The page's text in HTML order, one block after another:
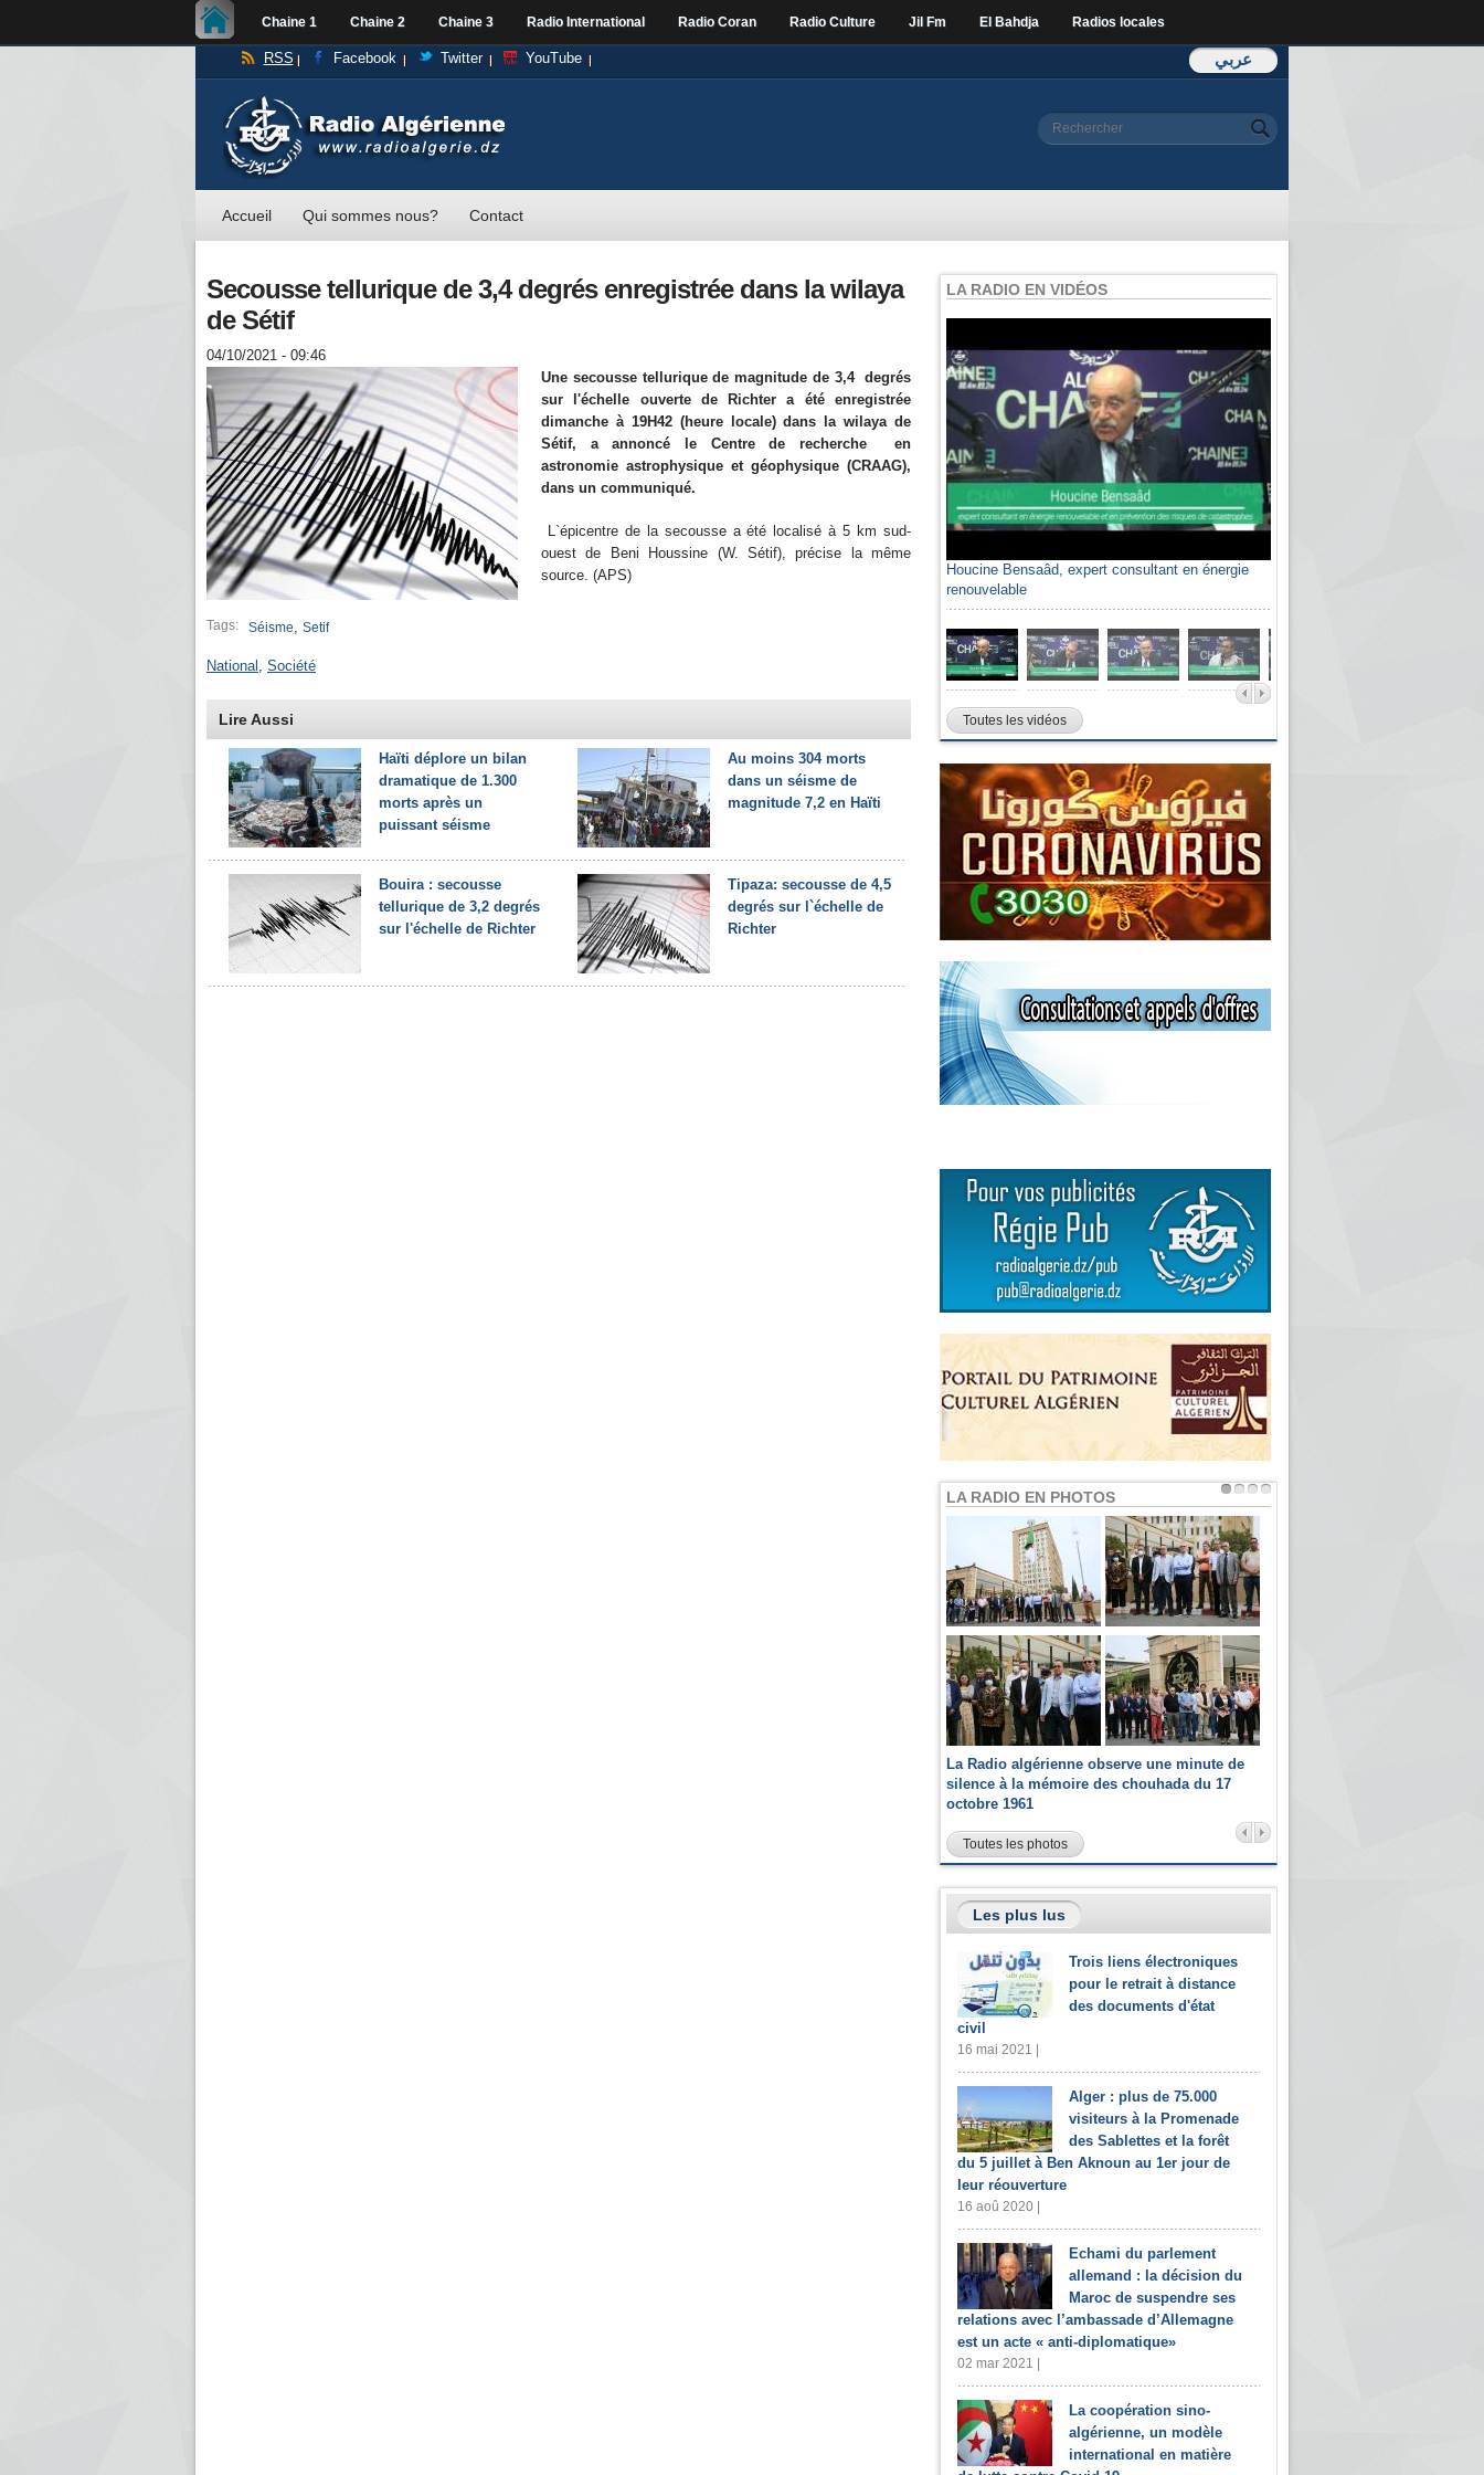
Chaine 1 Chaine 2 Chaine 3 Radio International Radio Coran Radio Culture Jil Fm El Bahdja Radios locales
عربي RSS Facebook Twitter YouTube
Formulaire de
Rechercher
Accueil Qui sommes nous? Contact
Secousse tellurique de 3,4 degrés enregistrée dans la wilaya
de Sétif
04/10/2021 - 09:46
Une secousse tellurique de magnitude de 3,4 degrés
sur l'échelle ouverte de Richter a été enregistrée
dimanche à 19H42 (heure locale) dans la wilaya de
Sétif, a annoncé le Centre de recherche en
astronomie astrophysique et géophysique (CRAAG),
dans un communiqué.
L`épicentre de la secousse a été localisé à 5 km sud-
ouest de Beni Houssine (W. Sétif), précise la même
source. (APS)
Tags: Séisme, Setif
National , Société
Lire Aussi
Haïti déplore un bilan
dramatique de 1.300
morts après un
puissant séisme
Au moins 304 morts
dans un séisme de
magnitude 7,2 en Haïti
Bouira : secousse
tellurique de 3,2 degrés
sur l'échelle de Richter
Tipaza: secousse de 4,5
degrés sur l`échelle de
Richter
LA RADIO EN VIDÉOS
Houcine Bensaâd, expert consultant en énergie
renouvelable
Toutes les vidéos
LA RADIO EN PHOTOS
La Radio algérienne observe une minute de
silence à la mémoire des chouhada du 17
octobre 1961
Toutes les photos
Les plus lus
Trois liens électroniques
pour le retrait à distance
des documents d'état
civil
16 mai 2021 |
Alger : plus de 75.000
visiteurs à la Promenade
des Sablettes et la forêt
du 5 juillet à Ben Aknoun au 1er jour de
leur réouverture
16 aoû 2020 |
Echami du parlement
allemand : la décision du
Maroc de suspendre ses
relations avec l’ambassade d’Allemagne
est un acte « anti-diplomatique»
02 mar 2021 |
La coopération sino-
algérienne, un modèle
international en matière